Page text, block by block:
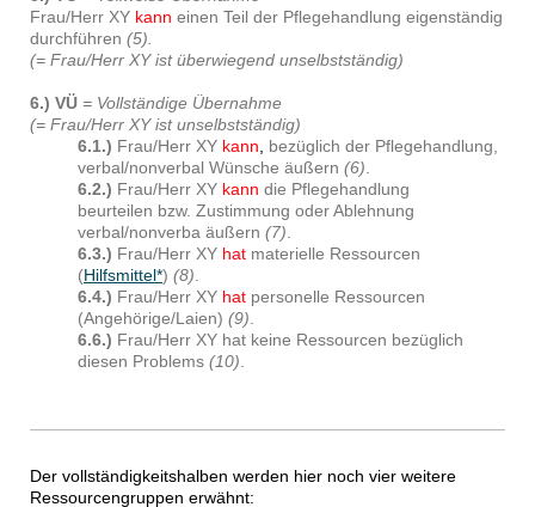
Frau/Herr XY kann einen Teil der Pflegehandlung eigenständig
durchführen (5).
(= Frau/Herr XY ist überwiegend unselbstständig)
6.) VÜ = Vollständige Übernahme
(= Frau/Herr XY ist unselbstständig)
6.1.) Frau/Herr XY kann
bezüglich der Pflegehandlung,
verbal/nonverbal Wünsche äußern (6)
6.2.) Frau/Herr XY kann die Pflegehandlung
beurteilen bzw. Zustimmung oder Ablehnung
verbal/nonverba äußern (7)
6.3.) Frau/Herr XY hat materielle Ressourcen
(Hilfsmittel*) (8)
6.4.) Frau/Herr XY hat personelle Ressourcen
(Angehörige/Laien) (9)
6.6.) Frau/Herr XY hat keine Ressourcen bezüglich
diesen Problems (10)
Der vollständigkeitshalben werden hier noch vier weitere
Ressourcengruppen erwähnt: